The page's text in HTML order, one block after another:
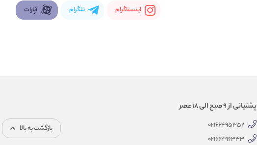
اینستاگرام تلگرام آپارات
پشتیانی از 9 صبح الی 18 عصر
02166495352
02166496333
بازگشت به بالا